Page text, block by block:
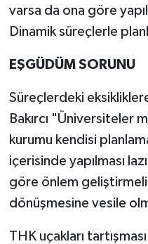
varsa da ona göre
Dinamik süreçlerle
EŞGÜDÜM SORUNU
Süreçlerdeki
Bakırcı "Üniversiteler
kurumu kendisi
içerisinde yapılması
göre önlem
dönüşmesine vesile
THK uçakları